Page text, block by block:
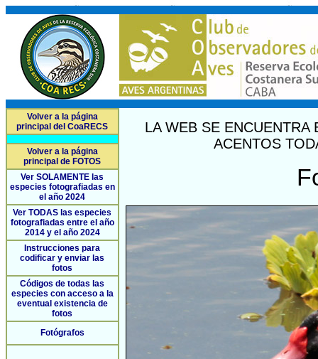
Volver a la página
principal del CoaRECS
Volver a la página
principal de FOTOS
Ver SOLAMENTE las
especies fotografiadas en
el año 2024
Ver TODAS las especies
fotografiadas entre el año
2014 y el año 2024
Instrucciones para
codificar y enviar las
fotos
Códigos de todas las
especies con acceso a la
eventual existencia de
fotos
Fotógrafos
LA WEB SE
ACENTOS